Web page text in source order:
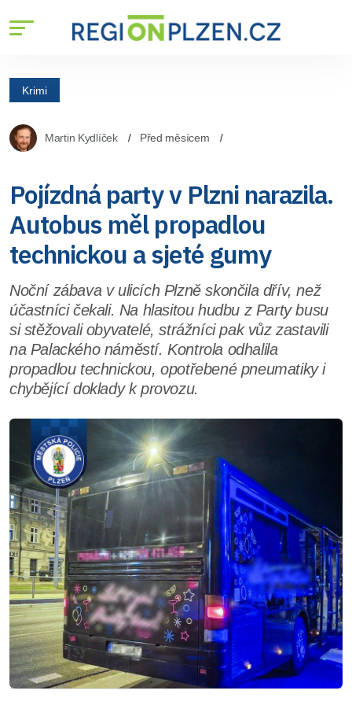
Krimi
Martin Kydlíček Před měsícem
Pojízdná party v Plzni narazila.
Autobus měl propadlou
technickou a sjeté gumy
Noční zábava v ulicích Plzně skončila dřív, než
účastníci čekali. Na hlasitou hudbu z Party busu
si stěžovali obyvatelé, strážníci pak vůz zastavili
na Palackého náměstí. Kontrola odhalila
propadlou technickou, opotřebené pneumatiky i
chybějící doklady k provozu.